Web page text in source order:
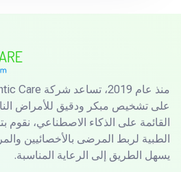
على تشخيص مبكر ودقيق للأمراض
القائمة على الذكاء الاصطناعي، نقوم
الطبية لربط المرضى بالأخصائيين
يسهل الطريق إلى الرعاية المناسبة.